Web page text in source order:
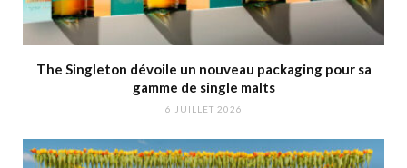
The Singleton dévoile un nouveau packaging pour sa
gamme de single malts
6 JUILLET 2026